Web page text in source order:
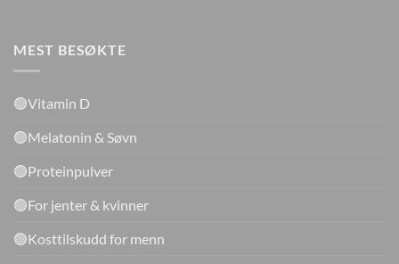
MEST BESØKTE
🟢Vitamin D
🟢Melatonin & Søvn
🟢Proteinpulver
🟢For jenter & kvinner
🟢Kosttilskudd for menn